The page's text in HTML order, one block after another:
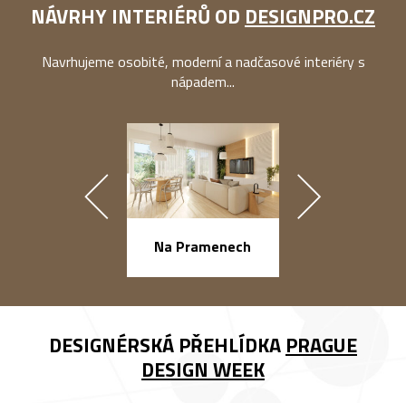
NÁVRHY INTERIÉRŮ OD DESIGNPRO.CZ
Navrhujeme osobité, moderní a nadčasové interiéry s
nápadem...
Na Pramenech
DESIGNÉRSKÁ PŘEHLÍDKA PRAGUE
DESIGN WEEK